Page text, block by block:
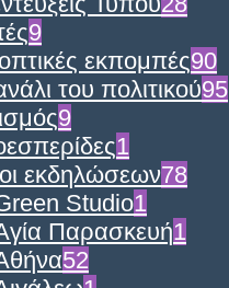
9
εκπομπές90
του πολιτικού95
9
1
εκδηλώσεων78
Studio1
Παρασκευή1
52